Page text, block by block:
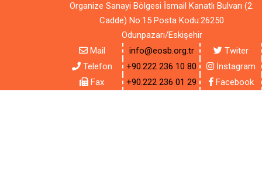
Organize Sanayi Bölgesi İsmail Kanatlı Bulvarı (2.
Cadde) No:15 Posta Kodu:26250
Odunpazarı/Eskişehir
Mail
info@eosb.org.tr
Twiter
Telefon
+90.222 236 10 80
İnstagram
Fax
+90.222 236 01 29 Facebook